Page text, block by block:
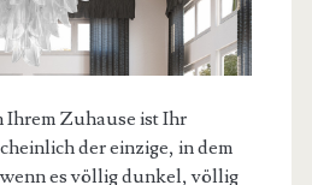
Ihrem Zuhause ist Ihr
der einzige, in dem
es völlig dunkel, völlig